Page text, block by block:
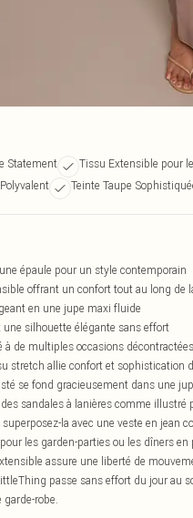
Statement Tissu Extensible pour
Teinte Taupe
épaule pour un style contemporain
offrant un confort tout au long de
en une jupe maxi fluide
une silhouette élégante sans effort
à de multiples occasions décontractées
stretch allie confort et sophistication
se fond gracieusement dans une
sandales à lanières comme
la avec une veste en jean
les garden-parties ou les dîners
assure une liberté de
passe sans effort du jour au
robe.